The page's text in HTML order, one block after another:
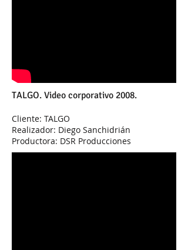
TALGO. Video corporativo 2008.
Cliente: TALGO
Realizador: Diego Sanchidrián
Productora: DSR Producciones